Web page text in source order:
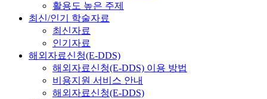
활용도 높은 주제
최신/인기 학술자료
최신자료
인기자료
해외자료신청(E-DDS)
해외자료신청(E-DDS) 이용 방법
비용지원 서비스 안내
해외자료신청(E-DDS)